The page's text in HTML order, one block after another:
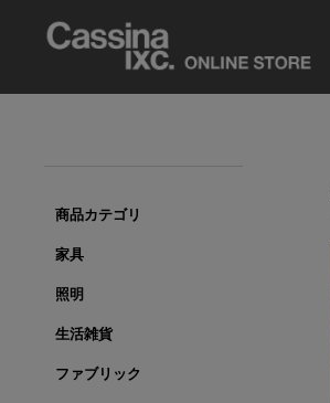
商品カテゴリ
家具
照明
生活雑貨
ファブリック